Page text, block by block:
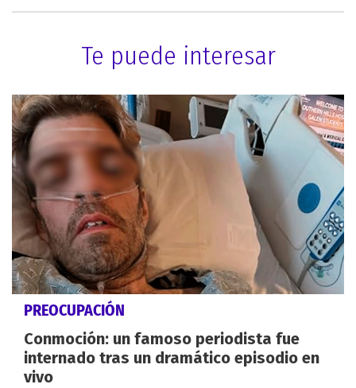
Te puede interesar
PREOCUPACIÓN
Conmoción: un famoso periodista fue
internado tras un dramático episodio en
vivo